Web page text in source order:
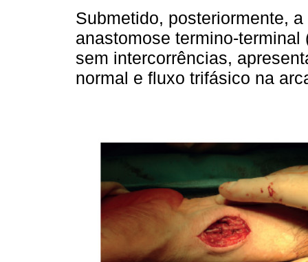
Submetido, posteriormente,
anastomose termino-terminal
sem intercorrências,
normal e fluxo trifásico na